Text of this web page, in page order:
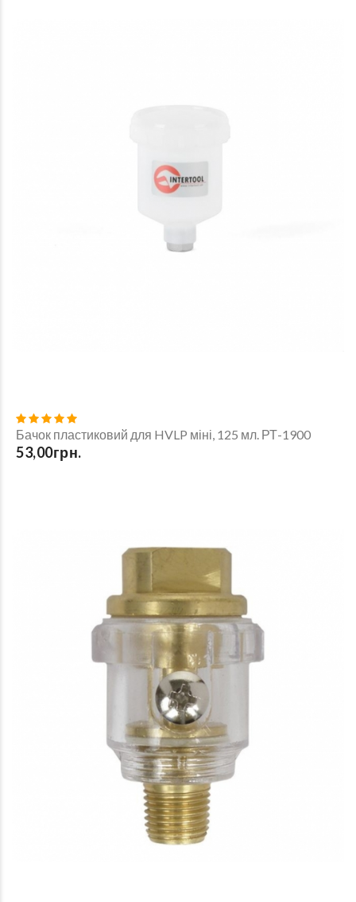
Бачок пластиковий для HVLP міні, 125 мл. РТ-1900
53,00грн.